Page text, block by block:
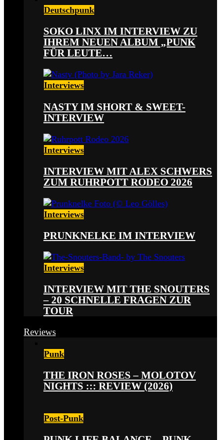
Deutschpunk
SOKO LINX IM INTERVIEW ZU
IHREM NEUEN ALBUM „PUNK
FÜR LEUTE…
Interviews
NASTY IM SHORT & SWEET-
INTERVIEW
Interviews
INTERVIEW MIT ALEX SCHWERS
ZUM RUHRPOTT RODEO 2026
Interviews
PRUNKNELKE IM INTERVIEW
Interviews
INTERVIEW MIT THE SNOUTERS
– 20 SCHNELLE FRAGEN ZUR
TOUR
Reviews
Punk
THE IRON ROSES – MOLOTOV
NIGHTS ::: REVIEW (2026)
Post-Punk